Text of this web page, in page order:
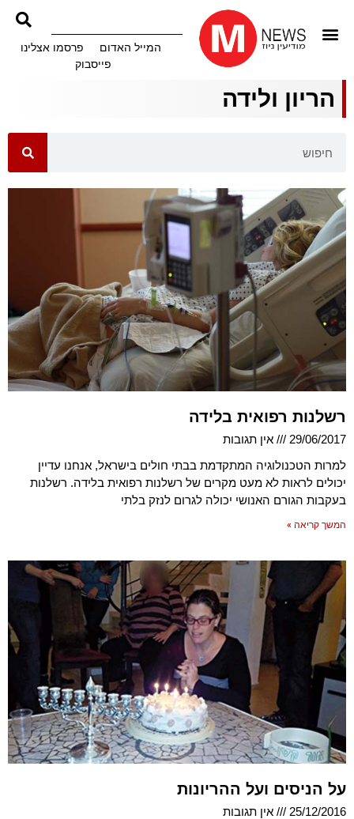
המייל האדום
פרסמו אצלינו
פייסבוק
הריון ולידה
רשלנות רפואית בלידה
29/06/2017
אין תגובות
למרות הטכנולוגיה המתקדמת בבתי חולים בישראל, אנחנו עדיין
יכולים לראות לא מעט מקרים של רשלנות רפואית בלידה. רשלנות
בעקבות הגורם האנושי יכולה לגרום לנזק בלתי
המשך קריאה »
על הניסים ועל ההריונות
25/12/2016
אין תגובות